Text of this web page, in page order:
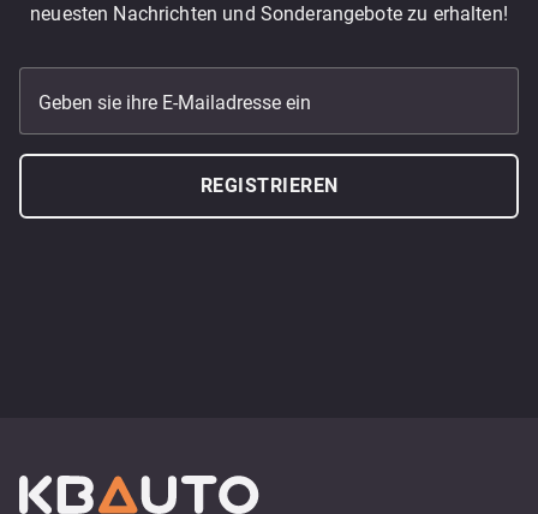
neuesten Nachrichten und Sonderangebote zu erhalten!
Geben sie ihre E-Mailadresse ein
REGISTRIEREN